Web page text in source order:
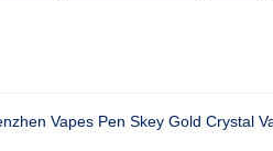
Vapes Pen Skey Gold Crystal